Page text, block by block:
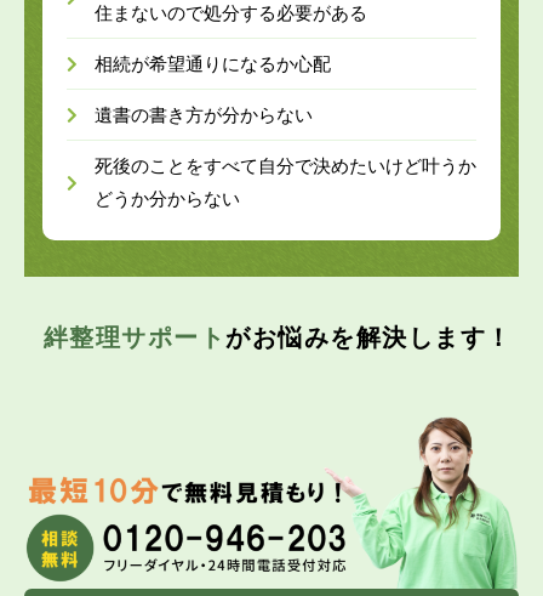
住まないので処分する必要がある
相続が希望通りになるか心配
遺書の書き方が分からない
死後のことをすべて自分で決めたいけど叶うか
どうか分からない
絆整理サポート がお悩みを解決します！